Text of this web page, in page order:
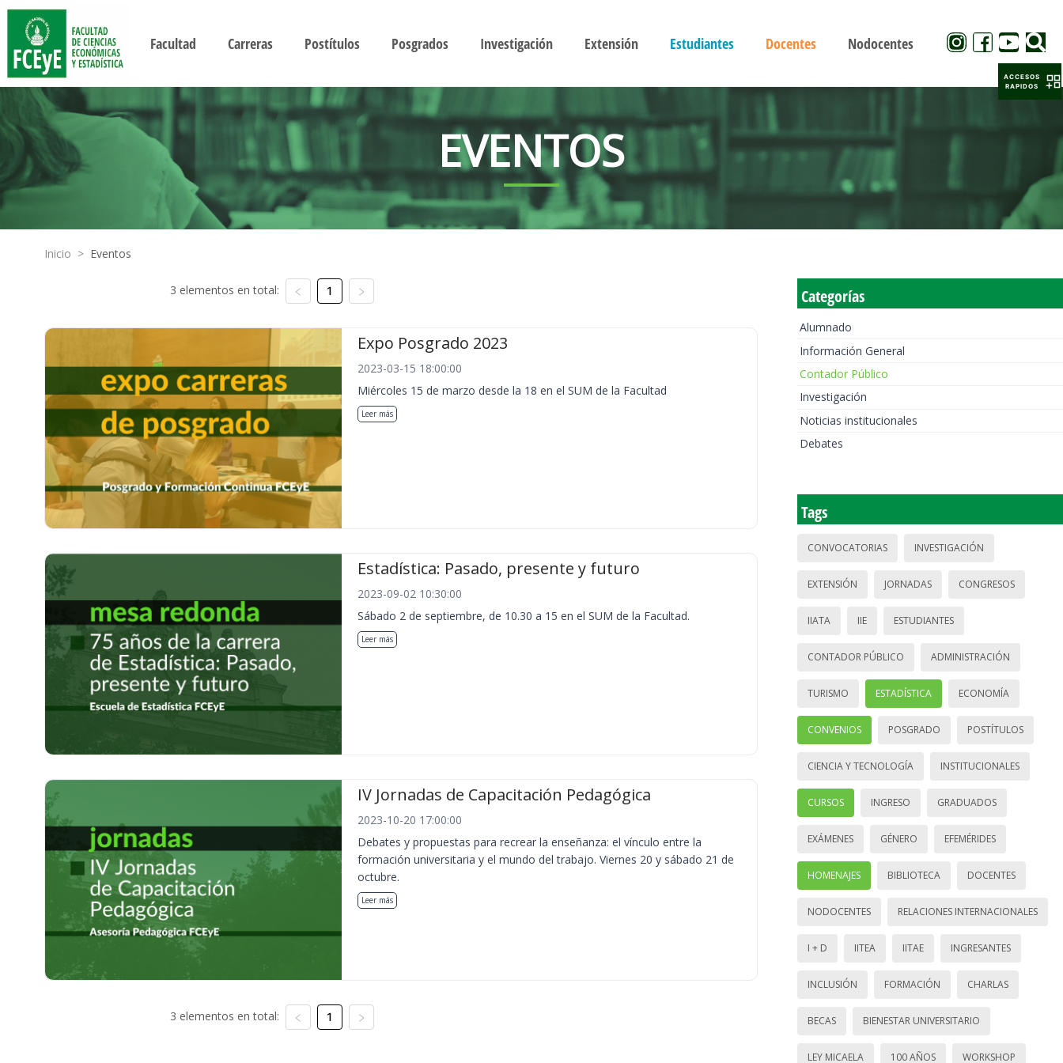
Facultad Carreras Postítulos Posgrados Investigación Extensión Estudiantes Docentes Nodocentes
EVENTOS
Inicio > Eventos
3 elementos en total: 1
Expo Posgrado 2023
2023-03-15 18:00:00
Miércoles 15 de marzo desde la 18 en el SUM de la Facultad
Leer más
Estadística: Pasado, presente y futuro
2023-09-02 10:30:00
Sábado 2 de septiembre, de 10.30 a 15 en el SUM de la Facultad.
Leer más
IV Jornadas de Capacitación Pedagógica
2023-10-20 17:00:00
Debates y propuestas para recrear la enseñanza: el vínculo entre la
formación universitaria y el mundo del trabajo. Viernes 20 y sábado 21 de
octubre.
Leer más
3 elementos en total: 1
Categorías
Alumnado
Información General
Contador Público
Investigación
Noticias institucionales
Debates
Tags
CONVOCATORIAS INVESTIGACIÓN
EXTENSIÓN JORNADAS CONGRESOS
IIATA IIE ESTUDIANTES
CONTADOR PÚBLICO ADMINISTRACIÓN
TURISMO ESTADÍSTICA ECONOMÍA
CONVENIOS POSGRADO POSTÍTULOS
CIENCIA Y TECNOLOGÍA INSTITUCIONALES
CURSOS INGRESO GRADUADOS
EXÁMENES GÉNERO EFEMÉRIDES
HOMENAJES BIBLIOTECA DOCENTES
NODOCENTES RELACIONES INTERNACIONALES
I + D IITEA IITAE INGRESANTES
INCLUSIÓN FORMACIÓN CHARLAS
BECAS BIENESTAR UNIVERSITARIO
LEY MICAELA 100 AÑOS WORKSHOP
ACCESOS
RAPIDOS